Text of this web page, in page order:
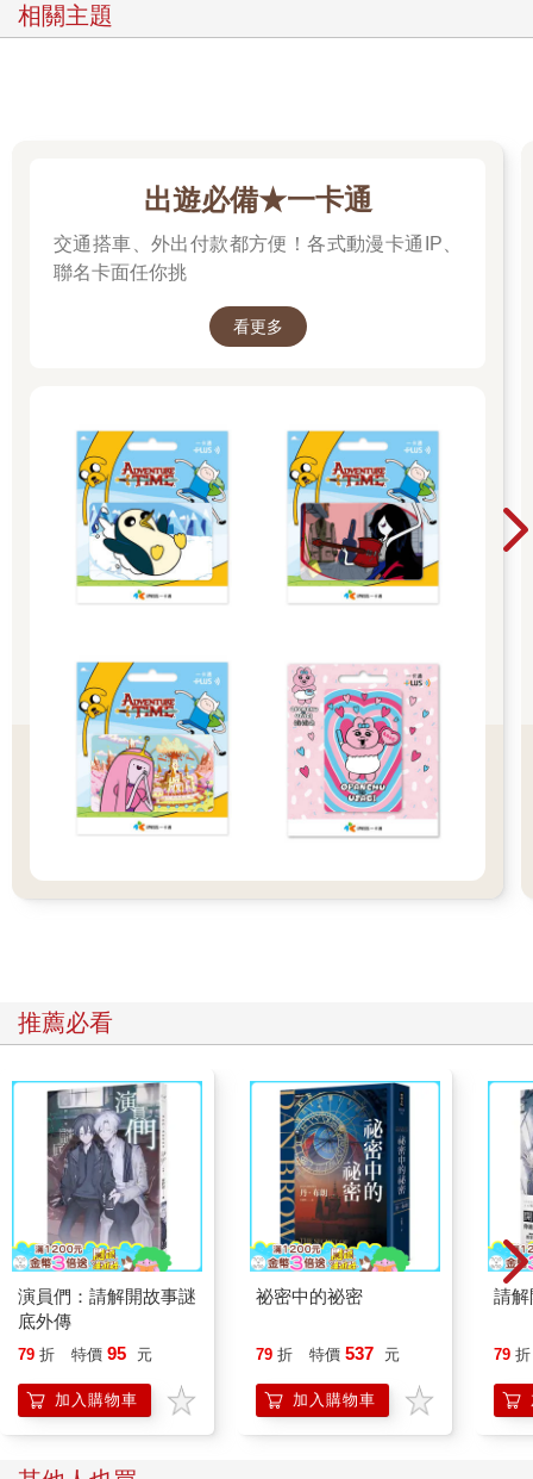
相關主題
出遊必備★一卡通
交通搭車、外出付款都方便！各式動漫卡通IP、
聯名卡面任你挑
看更多
推薦必看
演員們：請解開故事謎
底外傳
79 折 特價 95 元
加入購物車
祕密中的祕密
79 折 特價 537 元
加入購物車
請解
79 折